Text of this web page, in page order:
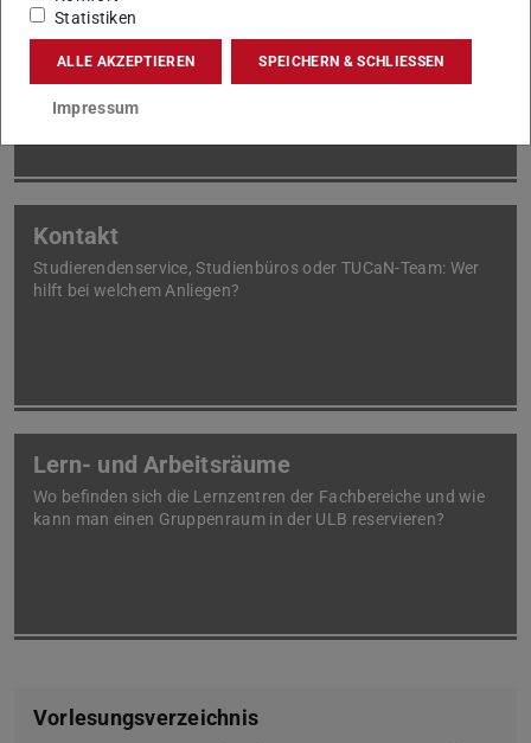
Für Erstsemester
TU-ID aktivieren oder Weiterleitung der TUCaN-Nachrichten
einrichten: nützliche Hinweise für den Start in das Studium.
Kontakt
Studierendenservice, Studienbüros oder TUCaN-Team: Wer
hilft bei welchem Anliegen?
Lern- und Arbeitsräume
Wo befinden sich die Lernzentren der Fachbereiche und wie
kann man einen Gruppenraum in der ULB reservieren?
Vorlesungsverzeichnis
Statistiken
ALLE AKZEPTIEREN SPEICHERN & SCHLIESSEN
Impressum